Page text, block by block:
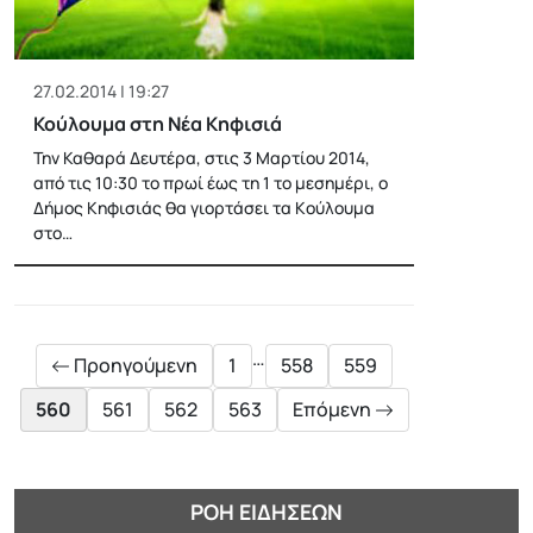
27.02.2014 | 19:27
Κούλουμα στη Νέα Κηφισιά
Την Καθαρά Δευτέρα, στις 3 Μαρτίου 2014,
από τις 10:30 το πρωί έως τη 1 το μεσημέρι, ο
Δήμος Κηφισιάς θα γιορτάσει τα Kούλουμα
στο…
Προηγούμενη 1 … 558
559
560
561 562 563 Επόμενη
ΡΟΉ ΕΙΔΉΣΕΩΝ